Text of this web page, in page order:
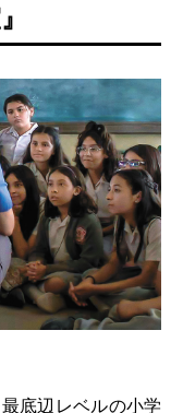
底辺レベルの小学